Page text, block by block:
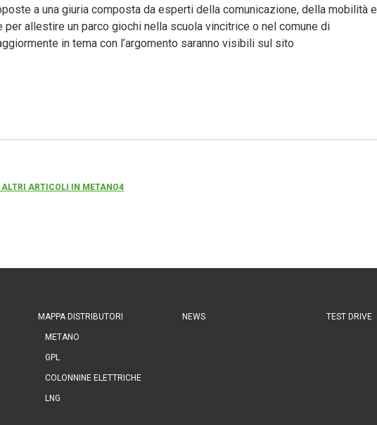
a una giuria composta da esperti della comunicazione, della mobilità e
allestire un parco giochi nella scuola vincitrice o nel comune di
in tema con l’argomento saranno visibili sul sito
ALTRI ARTICOLI IN METANO4
MAPPA DISTRIBUTORI
METANO
GPL
COLONNINE ELETTRICHE
LNG
NEWS TEST DRIVE